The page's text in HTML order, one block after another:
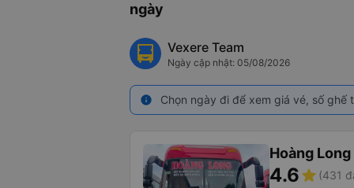
ngày
Vexere Team
Ngày cập nhật: 05/08/2026
info Chọn ngày đi để xem giá vé, số
Hoàng
4.6star (431